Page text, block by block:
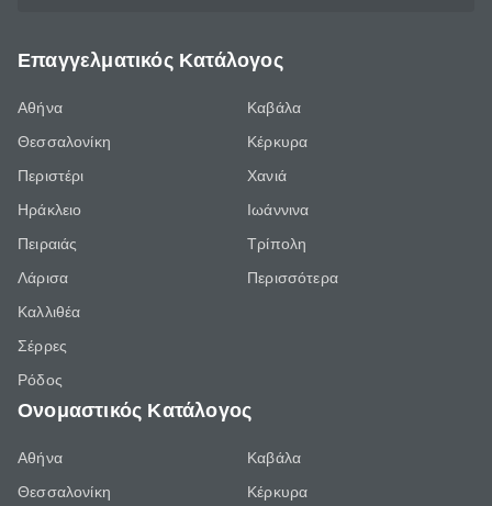
Επαγγελματικός Κατάλογος
Αθήνα
Θεσσαλονίκη
Περιστέρι
Ηράκλειο
Πειραιάς
Λάρισα
Καλλιθέα
Σέρρες
Ρόδος
Καβάλα
Κέρκυρα
Χανιά
Ιωάννινα
Τρίπολη
Περισσότερα
Ονομαστικός Κατάλογος
Αθήνα
Θεσσαλονίκη
Καβάλα
Κέρκυρα